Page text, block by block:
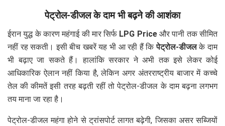
पेट्रोल-डीजल के दाम भी बढ़ने की आशंका
ईरान युद्ध के कारण महंगाई की मार सिर्फ LPG Priceऔर पानी तक सीमित
नहीं रह सकती। इसी बीच खबरें यह भी आ रही हैं किपेट्रोल-डीजलके दाम
भी बढ़ाए जा सकते हैं। हालांकि सरकार ने अभी तक इसे लेकर कोई
आधिकारिक ऐलान नहीं किया है, लेकिन अगर अंतरराष्ट्रीय बाजार में कच्चे
तेल की कीमतें इसी तरह बढ़ती रहीं तो पेट्रोल-डीजल के दाम बढ़ना लगभग
तय माना जा रहा है।
पेट्रोल-डीजल महंगा होने से ट्रांसपोर्ट लागत बढ़ेगी, जिसका असर सब्जियों